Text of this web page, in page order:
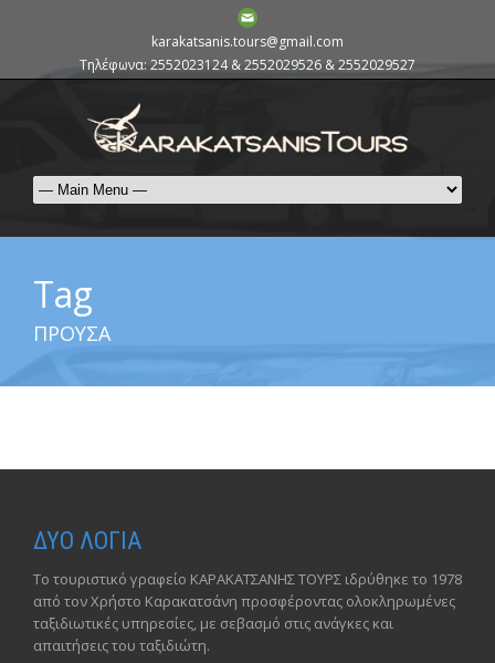
karakatsanis.tours@gmail.com
Τηλέφωνα: 2552023124 & 2552029526 & 2552029527
Tag
ΠΡΟΥΣΑ
ΔΥΟ ΛΟΓΙΑ
Το τουριστικό γραφείο ΚΑΡΑΚΑΤΣΑΝΗΣ ΤΟΥΡΣ ιδρύθηκε το 1978
από τον Χρήστο Καρακατσάνη προσφέροντας ολοκληρωμένες
ταξιδιωτικές υπηρεσίες, με σεβασμό στις ανάγκες και
απαιτήσεις του ταξιδιώτη.